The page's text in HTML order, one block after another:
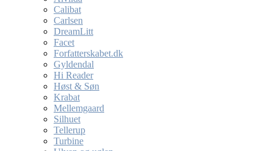
Calibat
Carlsen
DreamLitt
Facet
Forfatterskabet.dk
Gyldendal
Hi Reader
Høst & Søn
Krabat
Mellemgaard
Silhuet
Tellerup
Turbine